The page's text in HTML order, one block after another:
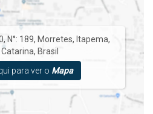
, N°: 189, Morretes, Itapema,
, Brasil
para ver o Mapa